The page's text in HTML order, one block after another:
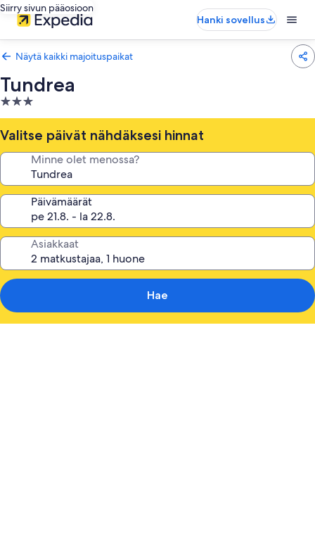
Siirry sivun pääosioon
Hanki sovellus
Näytä kaikki majoituspaikat
Tundrea
3.0
tähden
majoituspaikka
Valitse päivät nähdäksesi hinnat
Minne olet menossa?
Päivämäärät
Asiakkaat
Hae